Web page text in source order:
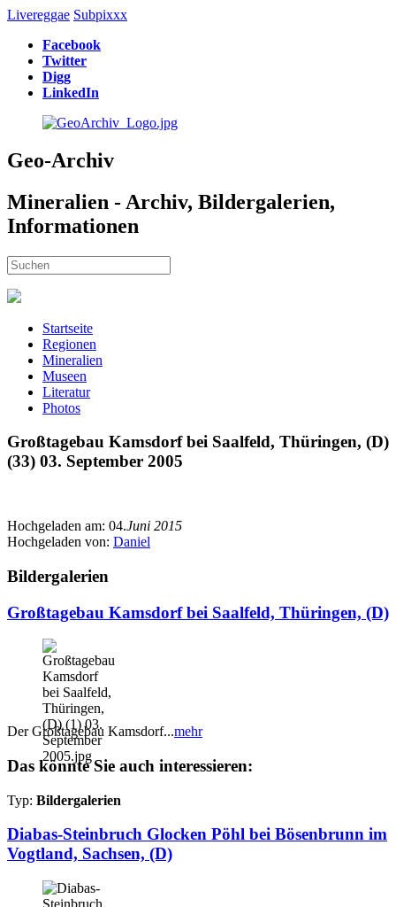
Livereggae Subpixxx
Facebook
Twitter
Digg
LinkedIn
Geo-Archiv
Mineralien - Archiv, Bildergalerien,
Informationen
Startseite
Regionen
Mineralien
Museen
Literatur
Photos
Großtagebau Kamsdorf bei Saalfeld, Thüringen, (D)
(33) 03. September 2005
Hochgeladen am: 04.Juni 2015
Hochgeladen von: Daniel
Bildergalerien
Großtagebau Kamsdorf bei Saalfeld, Thüringen, (D)
Der Großtagebau Kamsdorf...mehr
Das könnte Sie auch interessieren:
Typ: Bildergalerien
Diabas-Steinbruch Glocken Pöhl bei Bösenbrunn im
Vogtland, Sachsen, (D)